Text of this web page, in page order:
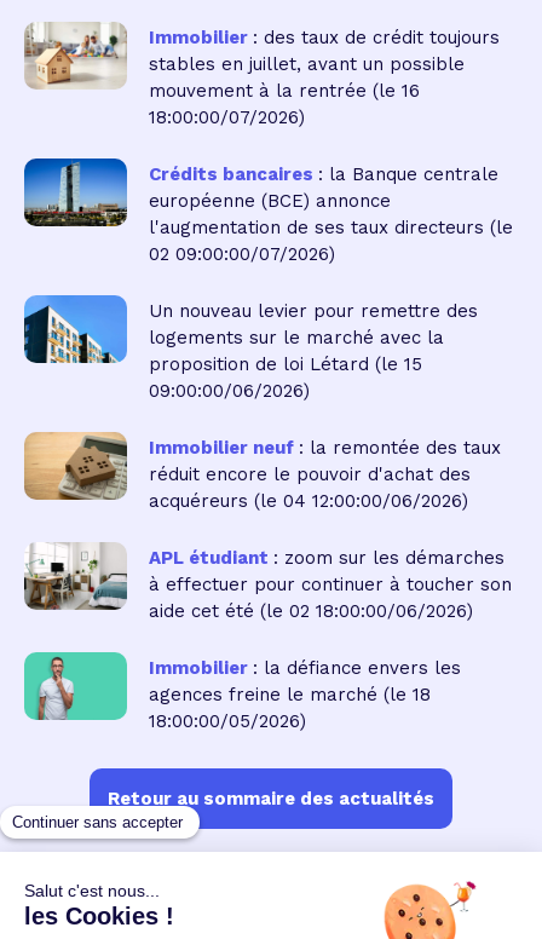
Immobilier : des taux de crédit toujours
stables en juillet, avant un possible
mouvement à la rentrée (le 16
18:00:00/07/2026)
Crédits bancaires : la Banque centrale
européenne (BCE) annonce
l'augmentation de ses taux directeurs (le
02 09:00:00/07/2026)
Un nouveau levier pour remettre des
logements sur le marché avec la
proposition de loi Létard (le 15
09:00:00/06/2026)
Immobilier neuf : la remontée des taux
réduit encore le pouvoir d'achat des
acquéreurs (le 04 12:00:00/06/2026)
APL étudiant : zoom sur les démarches
à effectuer pour continuer à toucher son
aide cet été (le 02 18:00:00/06/2026)
Immobilier : la défiance envers les
agences freine le marché (le 18
18:00:00/05/2026)
Retour au sommaire des actualités